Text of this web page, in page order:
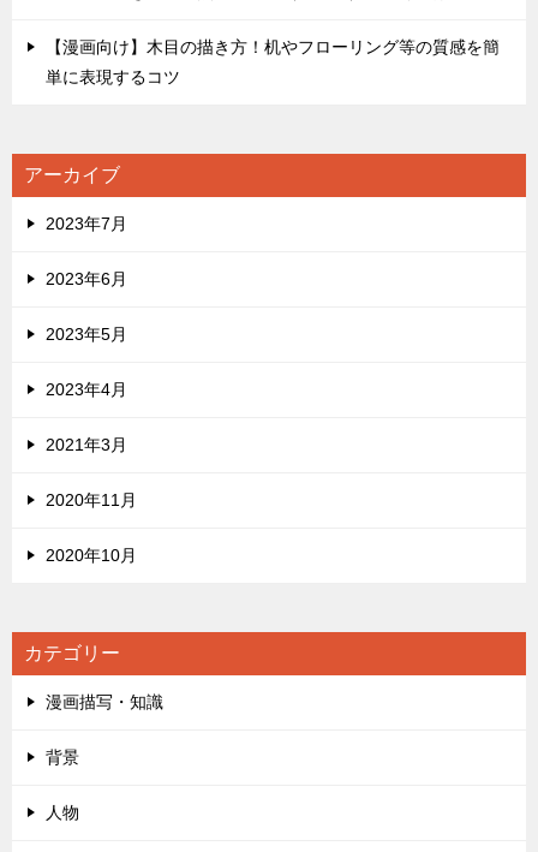
【漫画向け】木目の描き方！机やフローリング等の質感を簡
単に表現するコツ
アーカイブ
2023年7月
2023年6月
2023年5月
2023年4月
2021年3月
2020年11月
2020年10月
カテゴリー
漫画描写・知識
背景
人物